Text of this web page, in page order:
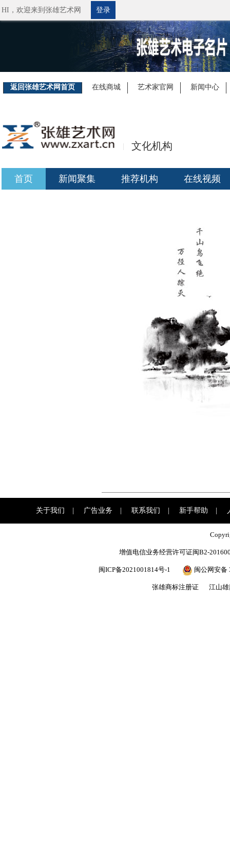
HI， 欢迎来到张雄艺术网 登录
返回张雄艺术网首页 在线商城 艺术家官网 新闻中心
文化机构
首页 新闻聚集 推荐机构 在线视频
关于我们 广告业务 联系我们 新手帮助
增值电信业务经营许可证闽B2-
闽ICP备2021001814号-1 闽公网安备
张雄商标注册证 江山